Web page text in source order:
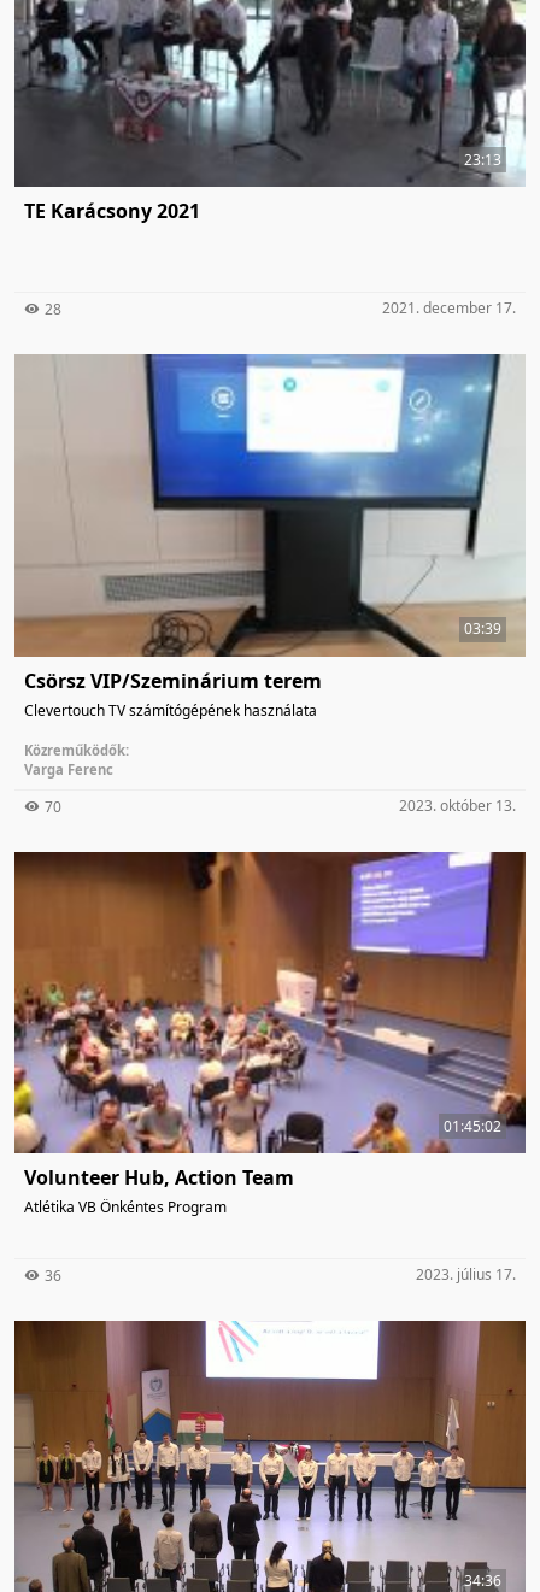
23:13
TE Karácsony 2021
28 2021. december 17.
03:39
Csörsz VIP/Szeminárium terem
Clevertouch TV számítógépének használata
Közreműködők:
Varga Ferenc
70 2023. október 13.
01:45:02
Volunteer Hub, Action Team
Atlétika VB Önkéntes Program
36 2023. július 17.
34:36